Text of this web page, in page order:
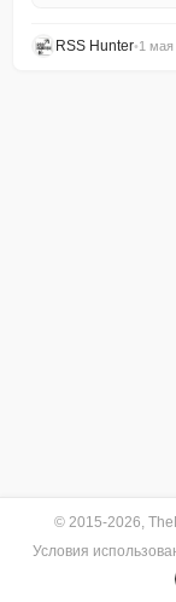
RSS Hunter•1 мая
© 2015-2026,
Условия